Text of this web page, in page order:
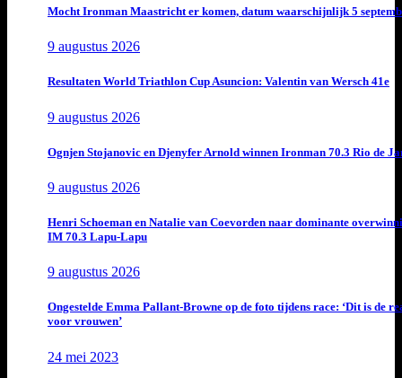
Mocht Ironman Maastricht er komen, datum waarschijnlijk 5
9 augustus 2026
Resultaten World Triathlon Cup Asuncion: Valentin van Wersch 41e
9 augustus 2026
Ognjen Stojanovic en Djenyfer Arnold winnen Ironman 70.3 Rio de
9 augustus 2026
Henri Schoeman en Natalie van Coevorden naar dominante
IM 70.3 Lapu-Lapu
9 augustus 2026
Ongestelde Emma Pallant-Browne op de foto tijdens race: ‘Dit is de
voor vrouwen’
24 mei 2023